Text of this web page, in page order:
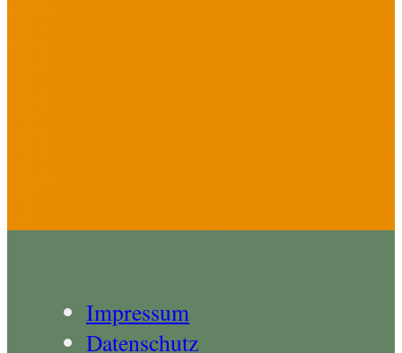
Impressum
Datenschutz